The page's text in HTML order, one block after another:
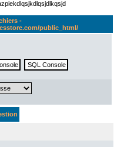
-
public_html/